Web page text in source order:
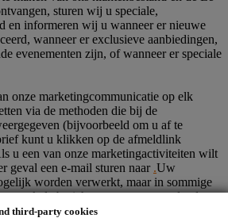
third-party cookies
sturen wij u speciale,
en informeren wij u wanneer er nieuwe
wanneer er exclusieve aanbiedingen,
evenementen zijn, of wanneer er speciale
onze marketingcommunicatie op elk
via de methoden die bij de
(bijvoorbeeld om u af te
kunt u klikken op de afmeldlink
u een van onze marketingactiviteiten wilt
geval een e-mail sturen naar .Uw
worden verwerkt, maar in sommige
enkele berichten ontvangen totdat de